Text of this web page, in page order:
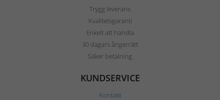
Trygg leverans
Kvalitetsgaranti
Enkelt att handla
30 dagars ångerrätt
Säker betalning
KUNDSERVICE
Kontakt